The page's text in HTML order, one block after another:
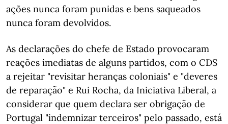
ações nunca foram punidas e bens saqueados
nunca foram devolvidos.
As declarações do chefe de Estado provocaram
reações imediatas de alguns partidos, com o CDS
a rejeitar "revisitar heranças coloniais" e "deveres
de reparação" e Rui Rocha, da Iniciativa Liberal, a
considerar que quem declara ser obrigação de
Portugal "indemnizar terceiros" pelo passado, está